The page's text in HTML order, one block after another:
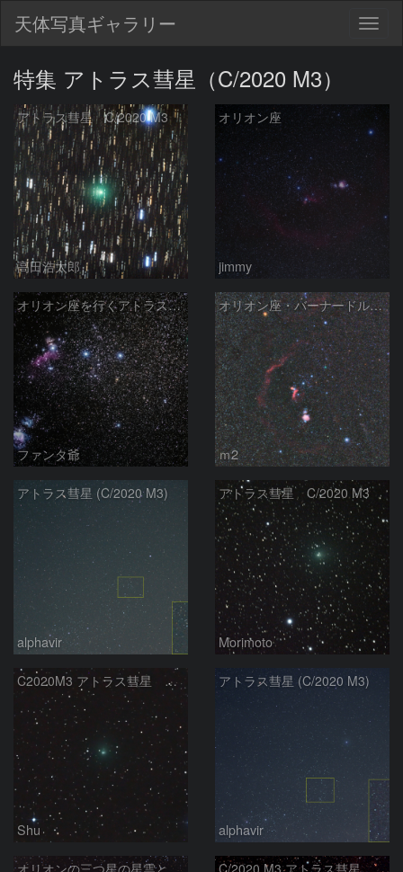
天体写真ギャラリー
特集 アトラス彗星（C/2020 M3）
アトラス彗星 C/2020 M3
高田浩太郎
オリオン座
jimmy
オリオン座を行くアトラス彗星(C/2020 M3)
ファンタ爺
オリオン座・バーナードループ・アトラス彗星
ｍ2
アトラス彗星 (C/2020 M3)
alphavir
アトラス彗星 C/2020 M3
Morimoto
C2020M3 アトラス彗星 オリオン座付近
Shu
アトラス彗星 (C/2020 M3)
alphavir
オリオンの三つ星の星雲とアトラス彗星 C/2020 M3 アトラス彗星